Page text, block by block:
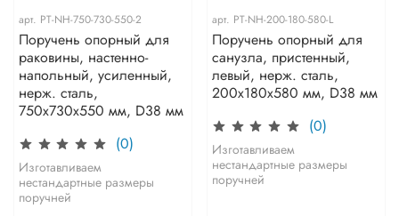
арт. PT-NH-750-730-550-2
Поручень опорный для
раковины, настенно-
напольный, усиленный,
нерж. сталь,
750x730x550 мм, D38 мм
(0)
Изготавливаем
нестандартные размеры
поручней
арт. PT-NH-200-180-580-L
Поручень опорный для
санузла, пристенный,
левый, нерж. сталь,
200x180x580 мм, D38 мм
(0)
Изготавливаем
нестандартные размеры
поручней